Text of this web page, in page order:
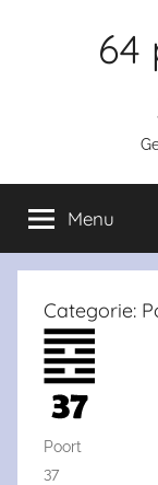
64
Menu
Categorie:
Poort
37